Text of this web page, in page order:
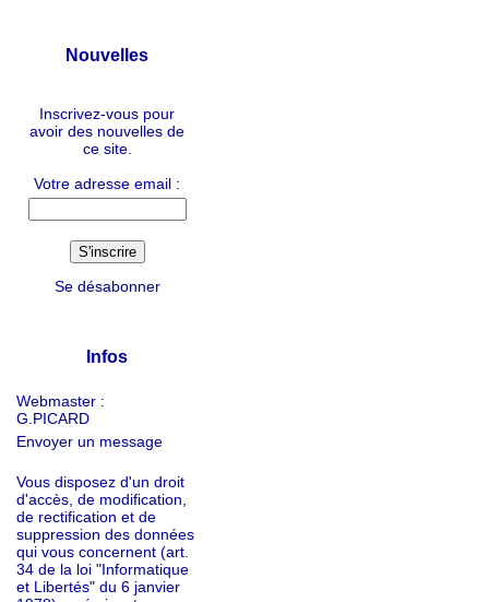
Nouvelles
Inscrivez-vous pour
avoir des nouvelles de
ce site.
Votre adresse email :
Se désabonner
Infos
Webmaster :
G.PICARD
Envoyer un message
Vous disposez d'un droit
d'accès, de modification,
de rectification et de
suppression des données
qui vous concernent (art.
34 de la loi "Informatique
et Libertés" du 6 janvier